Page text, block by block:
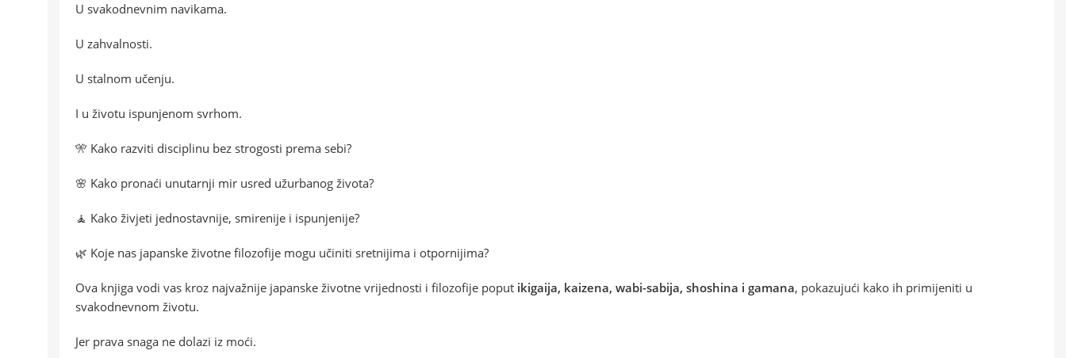
U svakodnevnim navikama.
U zahvalnosti.
U stalnom učenju.
I u životu ispunjenom svrhom.
🎌 Kako razviti disciplinu bez strogosti prema sebi?
🌸 Kako pronaći unutarnji mir usred užurbanog života?
🧘 Kako živjeti jednostavnije, smirenije i ispunjenije?
🌿 Koje nas japanske životne filozofije mogu učiniti sretnijima i otpornijima?
Ova knjiga vodi vas kroz najvažnije japanske životne vrijednosti i filozofije poput ikigaija, kaizena, wabi-sabija, shoshina i gamana, pokazujući kako ih primijeniti u
svakodnevnom životu.
Jer prava snaga ne dolazi iz moći.